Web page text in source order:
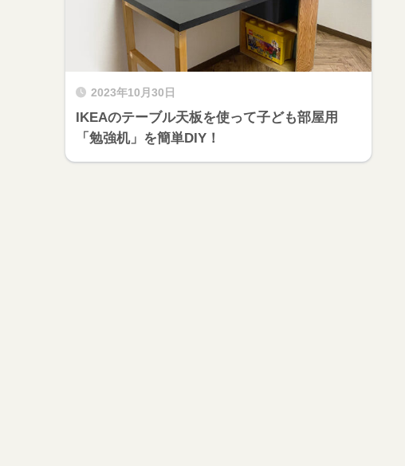
2023年10月30日
IKEAのテーブル天板を使って子ども部屋用
「勉強机」を簡単DIY！